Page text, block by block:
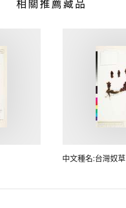
相關推薦藏品
中文種名:台灣奴草